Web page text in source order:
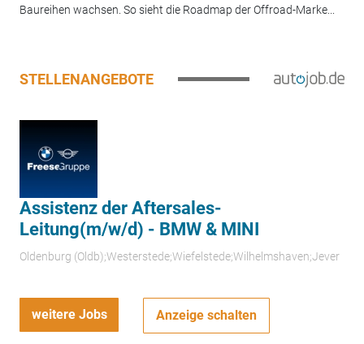
Baureihen wachsen. So sieht die Roadmap der Offroad-Marke...
STELLENANGEBOTE
Assistenz der Aftersales-
Leitung(m/w/d) - BMW & MINI
Oldenburg (Oldb);Westerstede;Wiefelstede;Wilhelmshaven;Jever
weitere Jobs Anzeige schalten